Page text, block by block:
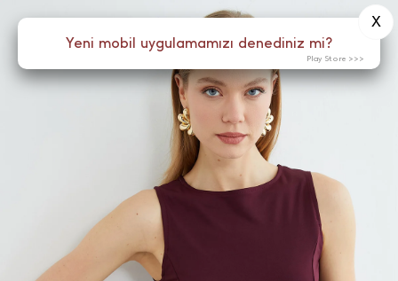
Menü
Yeni mobil uygulamamızı denediniz mi?
X
Play Store >>>